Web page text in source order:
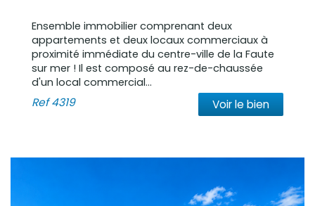
Ensemble immobilier comprenant deux
appartements et deux locaux commerciaux à
proximité immédiate du centre-ville de la Faute
sur mer ! Il est composé au rez-de-chaussée
d'un local commercial...
Ref4319 Voir le bien